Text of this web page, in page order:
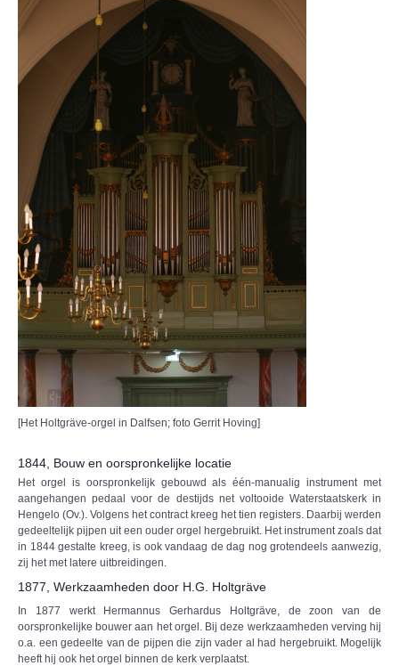
[Het Holtgräve-orgel in Dalfsen; foto Gerrit Hoving]
1844, Bouw en oorspronkelijke locatie
Het orgel is oorspronkelijk gebouwd als één-manualig instrument met
aangehangen pedaal voor de destijds net voltooide Waterstaatskerk in
Hengelo (Ov.). Volgens het contract kreeg het tien registers. Daarbij werden
gedeeltelijk pijpen uit een ouder orgel hergebruikt. Het instrument zoals dat
in 1844 gestalte kreeg, is ook vandaag de dag nog grotendeels aanwezig,
zij het met latere uitbreidingen.
1877, Werkzaamheden door H.G. Holtgräve
In 1877 werkt Hermannus Gerhardus Holtgräve, de zoon van de
oorspronkelijke bouwer aan het orgel. Bij deze werkzaamheden verving hij
o.a. een gedeelte van de pijpen die zijn vader al had hergebruikt. Mogelijk
heeft hij ook het orgel binnen de kerk verplaatst.